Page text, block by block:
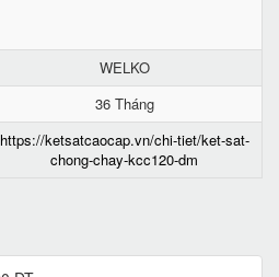
WELKO
36 Tháng
https://ketsatcaocap.vn/chi-tiet/ket-sat-
chong-chay-kcc120-dm